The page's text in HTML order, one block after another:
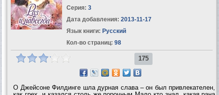
Серия: 3
Дата добавления: 2013-11-17
Язык книги: Русский
Кол-во страниц: 98
175
О Джейсоне Филдинге шла дурная слава – он был привлекателен,